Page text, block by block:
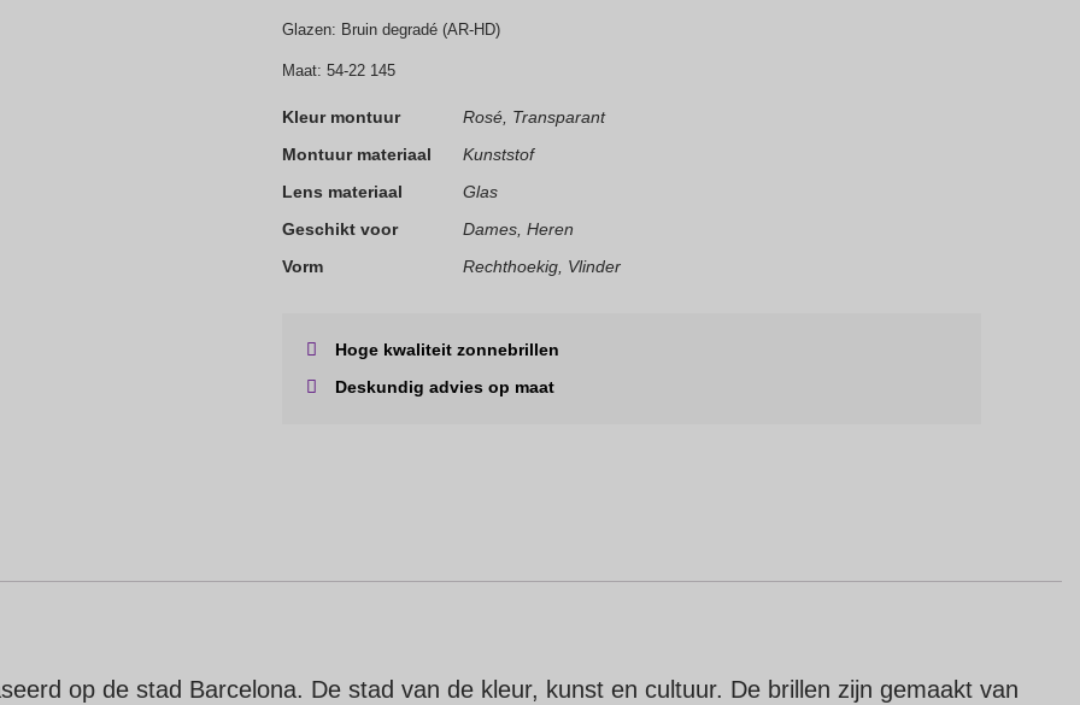
Glazen: Bruin degradé (AR-HD)
Maat: 54-22 145
Kleur montuur
Rosé, Transparant
Montuur materiaal
Kunststof
Lens materiaal
Glas
Geschikt voor
Dames, Heren
Vorm
Rechthoekig, Vlinder
Hoge kwaliteit zonnebrillen
Deskundig advies op maat
op de stad Barcelona. De stad van de kleur, kunst en cultuur. De brillen zijn gemaakt van